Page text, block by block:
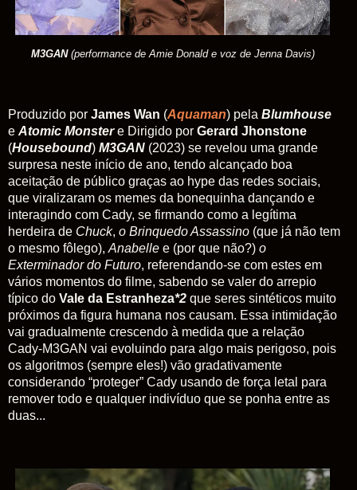
M3GAN(performance de Amie Donald e voz de Jenna Davis)
Produzido por James Wan (Aquaman) pela Blumhouse
e Atomic Monstere Dirigido por Gerard Jhonstone
(Housebound) M3GAN (2023) se revelou uma grande
surpresa neste início de ano, tendo alcançado boa
aceitação de público graças ao hype das redes sociais,
que viralizaram os memes da bonequinha dançando e
interagindo com Cady, se firmando como a legítima
herdeira de Chuck, o Brinquedo Assassino (que já não tem
o mesmo fôlego), Anabelle e (por que não?) o
Exterminador do Futuro, referendando-se com estes em
vários momentos do filme, sabendo se valer do arrepio
típico do Vale da Estranheza*2 que seres sintéticos muito
próximos da figura humana nos causam. Essa intimidação
vai gradualmente crescendo à medida que a relação
Cady-M3GAN vai evoluindo para algo mais perigoso, pois
os algoritmos (sempre eles!) vão gradativamente
considerando “proteger” Cady usando de força letal para
remover todo e qualquer indivíduo que se ponha entre as
duas...